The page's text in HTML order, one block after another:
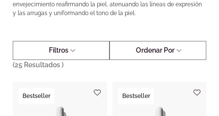
envejecimiento reafirmando la piel, atenuando las líneas de expresión
y las arrugas y uniformando el tono de la piel.
Filtros
Ordenar Por
(25 Resultados )
Bestseller Bestseller